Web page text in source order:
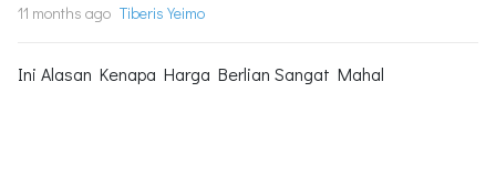
11 months ago Tiberis Yeimo
Ini Alasan Kenapa Harga Berlian Sangat Mahal